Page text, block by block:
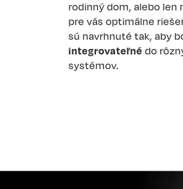
rodinný dom, alebo len
pre vás optimálne
sú navrhnuté tak, aby
integrovateľné do
systémov.